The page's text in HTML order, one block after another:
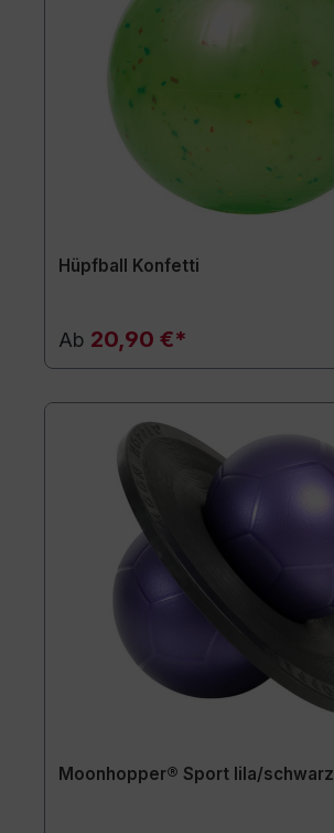
Hüpfball Konfetti
Ab 20,90 €*
Moonhopper® Sport lila/schwarz